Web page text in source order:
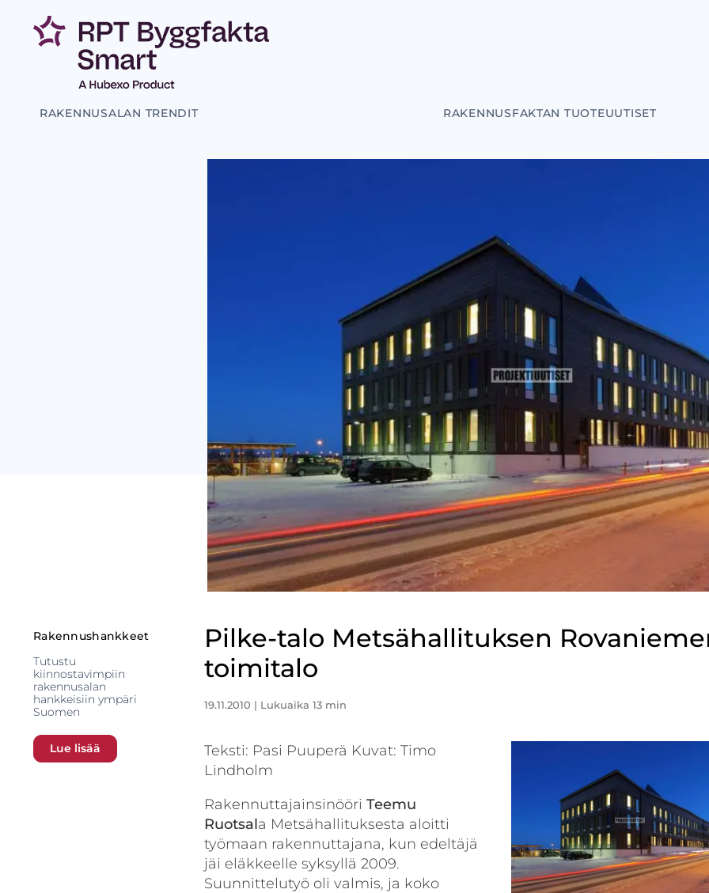
RAKENNUSALAN TRENDIT RAKENNUSFAKTAN TUOTEUUTISET
Rakennushankkeet
Tutustu
kiinnostavimpiin
rakennusalan
hankkeisiin ympäri
Suomen
Lue lisää
Pilke-talo Metsähallituksen
toimitalo
19.11.2010 | Lukuaika 13 min
Teksti: Pasi Puuperä Kuvat: Timo
Lindholm
Rakennuttajainsinööri Teemu
Ruotsala Metsähallituksesta aloitti
työmaan rakennuttajana, kun edeltäjä
jäi eläkkeelle syksyllä 2009.
Suunnittelutyö oli valmis, ja koko